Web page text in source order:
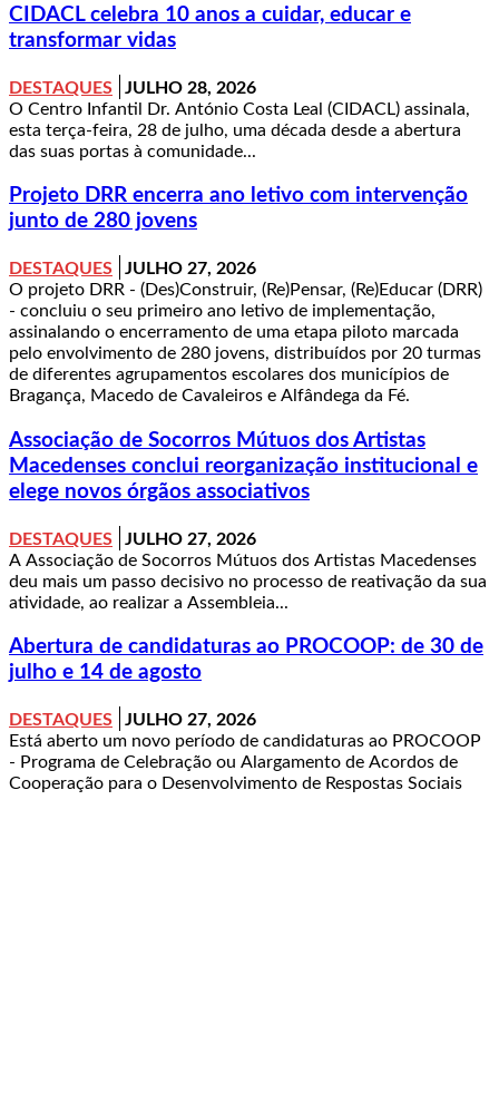
CIDACL celebra 10 anos a cuidar, educar e
transformar vidas
DESTAQUES
JULHO 28, 2026
O Centro Infantil Dr. António Costa Leal (CIDACL) assinala,
esta terça-feira, 28 de julho, uma década desde a abertura
das suas portas à comunidade...
Projeto DRR encerra ano letivo com intervenção
junto de 280 jovens
DESTAQUES
JULHO 27, 2026
O projeto DRR - (Des)Construir, (Re)Pensar, (Re)Educar (DRR)
- concluiu o seu primeiro ano letivo de implementação,
assinalando o encerramento de uma etapa piloto marcada
pelo envolvimento de 280 jovens, distribuídos por 20 turmas
de diferentes agrupamentos escolares dos municípios de
Bragança, Macedo de Cavaleiros e Alfândega da Fé.
Associação de Socorros Mútuos dos Artistas
Macedenses conclui reorganização institucional e
elege novos órgãos associativos
DESTAQUES
JULHO 27, 2026
A Associação de Socorros Mútuos dos Artistas Macedenses
deu mais um passo decisivo no processo de reativação da sua
atividade, ao realizar a Assembleia...
Abertura de candidaturas ao PROCOOP: de 30 de
julho e 14 de agosto
DESTAQUES
JULHO 27, 2026
Está aberto um novo período de candidaturas ao PROCOOP
- Programa de Celebração ou Alargamento de Acordos de
Cooperação para o Desenvolvimento de Respostas Sociais